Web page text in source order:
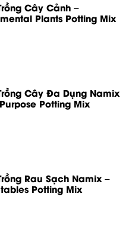
Cây Cảnh –
Plants Potting Mix
Cây Đa Dụng Namix
Potting Mix
Rau Sạch Namix –
Potting Mix